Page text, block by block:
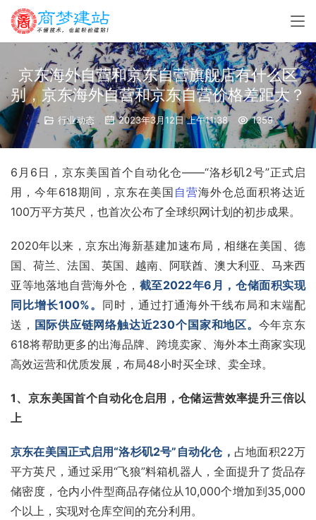
京东海外自营和京东自营旗舰店有什么区
别，京东海外自营和京东自营价格差距大？
行业动态 2023年3月12日 上午11:38 1359
6月6日， 京东美国首个自动化仓——“洛杉矶2号”正式启
用，今年618期间，京东在美国 自营海外仓总面积将达近
100万平方英尺，也首次公布了全球织网计划的初步成果。
2020年以来，京东出海新基建加速布局，相继在美国、德
国、荷兰、法国、英国、 越南、阿联酋、澳大利亚、马来西
亚等地落地自营海外仓， 截至2022年6月，仓储面积实现
同比增长100%。 同时，通过打通海外干线布局和末端配
送， 国际供应链网络触达近230个国家和地区。 今年京东
618将帮助更多的出海品牌、跨境卖家、海外本土商家实现
高效运营和优质发展，布局48小时买全球、卖全球。
1、京东美国首个自动化仓启用，仓储运营效率提升三倍以
上
京东在美国正式启用“洛杉矶2号”自动化仓， 占地面积22万
平方英尺，通过采用“飞狼”料箱机器人，全面提升了货品存
储密度，仓内小件型商品存储位从10,000个增加到35,000
个以上，实现对仓库空间的充分利用。